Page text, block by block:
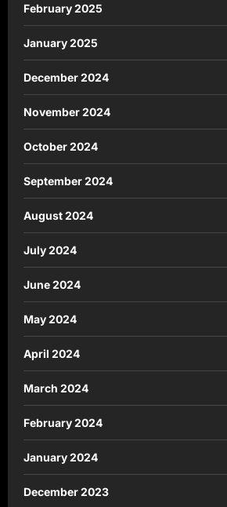
February 2025
January 2025
December 2024
November 2024
October 2024
September 2024
August 2024
July 2024
June 2024
May 2024
April 2024
March 2024
February 2024
January 2024
December 2023